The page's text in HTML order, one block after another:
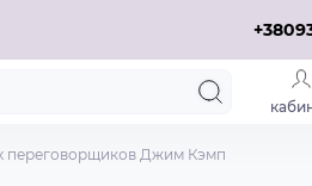
переговорщиков Джим Кэмп